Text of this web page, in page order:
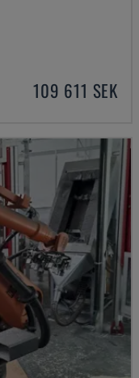
109 611 SEK